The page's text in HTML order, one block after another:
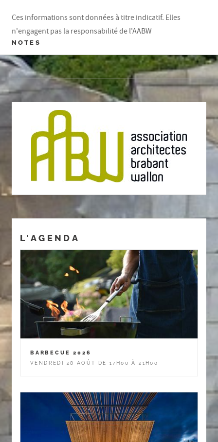
NOTES
Ces informations sont données à titre indicatif. Elles
n'engagent pas la responsabilité de l'AABW
L'AGENDA
BARBECUE 2026
VENDREDI 28 AOÛT DE 17H00 À 21H00